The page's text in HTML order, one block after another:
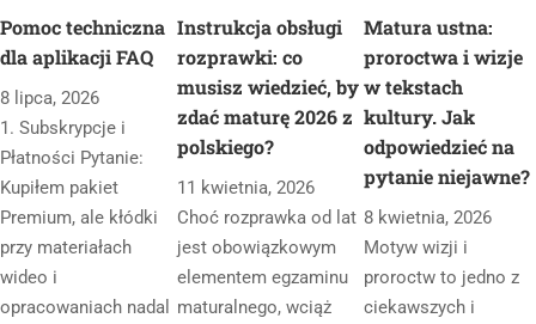
wybrany kontekst.
Pomoc techniczna
dla aplikacji FAQ
8 lipca, 2026
1. Subskrypcje i
Płatności Pytanie:
Kupiłem pakiet
Premium, ale kłódki
przy materiałach
wideo i
opracowaniach nadal
Instrukcja obsługi
rozprawki: co
musisz wiedzieć, by
zdać maturę 2026 z
polskiego?
11 kwietnia, 2026
Choć rozprawka od lat
jest obowiązkowym
elementem egzaminu
maturalnego, wciąż
Matura ustna:
proroctwa i wizje
w tekstach
kultury. Jak
odpowiedzieć na
pytanie niejawne?
8 kwietnia, 2026
Motyw wizji i
proroctw to jedno z
ciekawszych i